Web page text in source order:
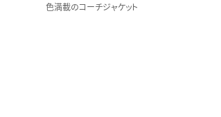
色満載のコーチジャケット